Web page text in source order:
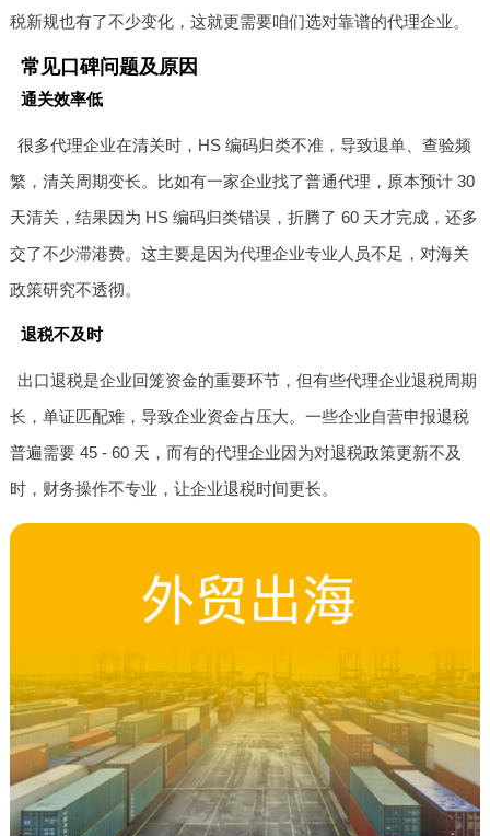
税新规也有了不少变化，这就更需要咱们选对靠谱的代理企业。
常见口碑问题及原因
通关效率低
很多代理企业在清关时，HS 编码归类不准，导致退单、查验频
繁，清关周期变长。比如有一家企业找了普通代理，原本预计 30
天清关，结果因为 HS 编码归类错误，折腾了 60 天才完成，还多
交了不少滞港费。这主要是因为代理企业专业人员不足，对海关
政策研究不透彻。
退税不及时
出口退税是企业回笼资金的重要环节，但有些代理企业退税周期
长，单证匹配难，导致企业资金占压大。一些企业自营申报退税
普遍需要 45 - 60 天，而有的代理企业因为对退税政策更新不及
时，财务操作不专业，让企业退税时间更长。